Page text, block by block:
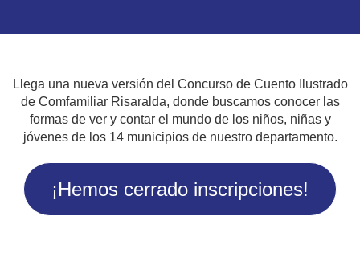
Llega una nueva versión del Concurso de Cuento Ilustrado
de Comfamiliar Risaralda, donde buscamos conocer las
formas de ver y contar el mundo de los niños, niñas y
jóvenes de los 14 municipios de nuestro departamento.
¡Hemos cerrado inscripciones!